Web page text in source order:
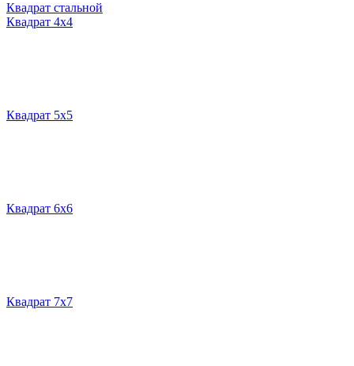
Квадрат стальной
Квадрат 4х4
Квадрат 5х5
Квадрат 6х6
Квадрат 7х7